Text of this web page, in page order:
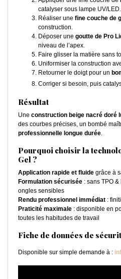
catalyser sous lampe UV/LED.
Réaliser une fine couche de
construction.
Déposer une goutte de Pro
niveau de l’apex.
Faire glisser la matière sans
Uniformiser la construction
Retourner le doigt pour un
Corriger si besoin, puis
Résultat
Une construction beige nacré doré
des courbes précises, un bombé
professionnelle longue durée.
Pourquoi choisir la
Gel ?
Application rapide et fluide grâce à
Formulation sécurisée : sans TPO
ongles sensibles
Rendu professionnel immédiat :
Praticité maximale : disponible en
toutes les habitudes de travail
Fiche de données de
Disponible sur simple demande à :